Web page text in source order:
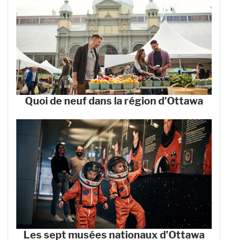
Quoi de neuf dans la région d’Ottawa
Les sept musées nationaux d’Ottawa